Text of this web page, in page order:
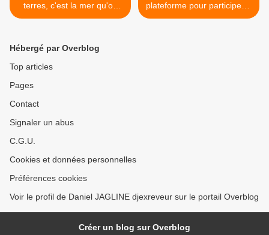
terres, c'est la mer qu'on
s'approprie, par
au nom de la conservation.
plateforme pour participer à
nous défendre, et à
Hébergé par Overblog
Top articles
Pages
Contact
Signaler un abus
C.G.U.
Cookies et données personnelles
Préférences cookies
Voir le profil de Daniel JAGLINE djexreveur sur le portail Overblog
Créer un blog sur Overblog